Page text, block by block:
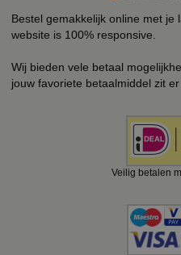
Bestel gemakkelijk online met je
website is 100% responsive.
Wij bieden vele betaal
jouw favoriete betaalmiddel zit er
Veilig betalen